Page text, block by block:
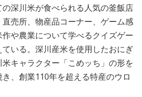
深川米が食べられる人気の釜飯店
売所、物産品コーナー、ゲーム感
や農業について学べるクイズゲー
いる。深川産米を使用したおにぎ
キャラクター「こめッち」の形を
、創業110年を超える特産のウロ